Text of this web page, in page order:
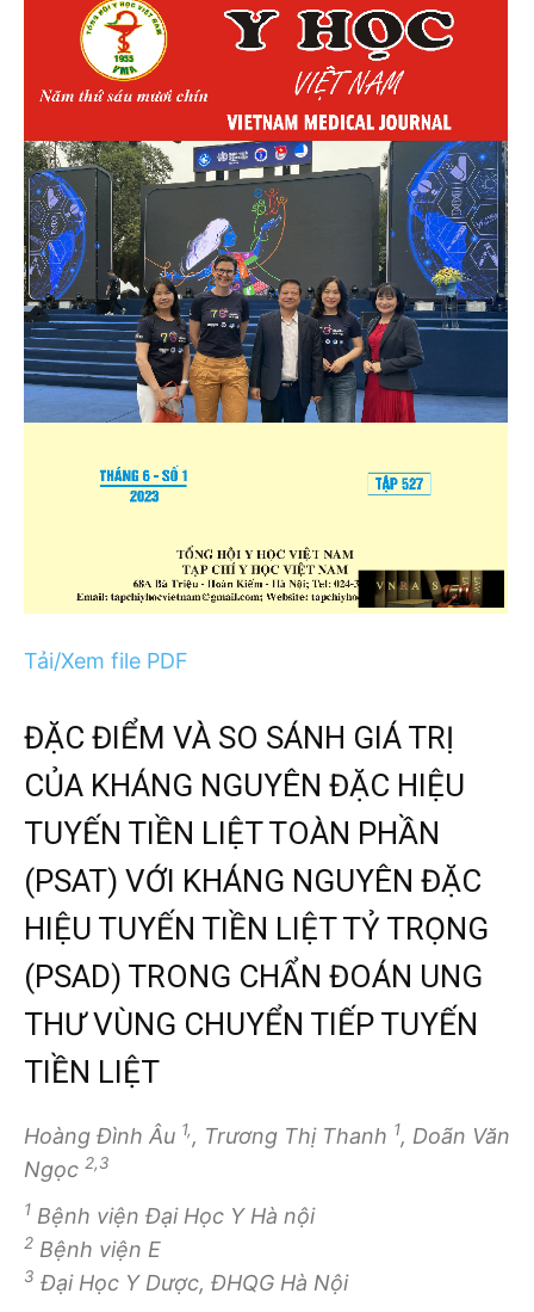
Tải/Xem file PDF
ĐẶC ĐIỂM VÀ SO SÁNH GIÁ TRỊ
CỦA KHÁNG NGUYÊN ĐẶC HIỆU
TUYẾN TIỀN LIỆT TOÀN PHẦN
(PSAT) VỚI KHÁNG NGUYÊN ĐẶC
HIỆU TUYẾN TIỀN LIỆT TỶ TRỌNG
(PSAD) TRONG CHẨN ĐOÁN UNG
THƯ VÙNG CHUYỂN TIẾP TUYẾN
TIỀN LIỆT
Hoàng Đình Âu 1,, Trương Thị Thanh 1, Doãn Văn
Ngọc 2,3
1 Bệnh viện Đại Học Y Hà nội
2 Bệnh viện E
3 Đại Học Y Dược, ĐHQG Hà Nội